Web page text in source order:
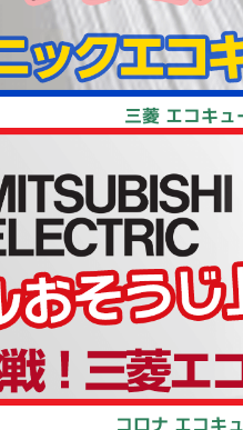
三菱 エコキ
コロナ エコキ